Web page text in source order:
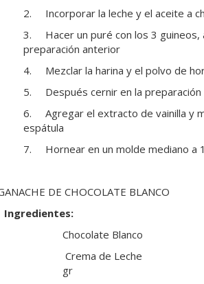
2. Incorporar la leche y el aceite a
3. Hacer un puré con los 3 guineos,
preparación anterior
4. Mezclar la harina y el polvo de
5. Después cernir en la preparación
6. Agregar el extracto de vainilla y
espátula
7. Hornear en un molde mediano a
DE CHOCOLATE BLANCO
Ingredientes:
Chocolate
Crema de
gr